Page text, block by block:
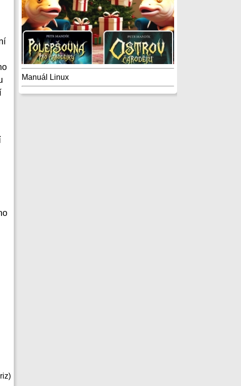
Manuál Linux